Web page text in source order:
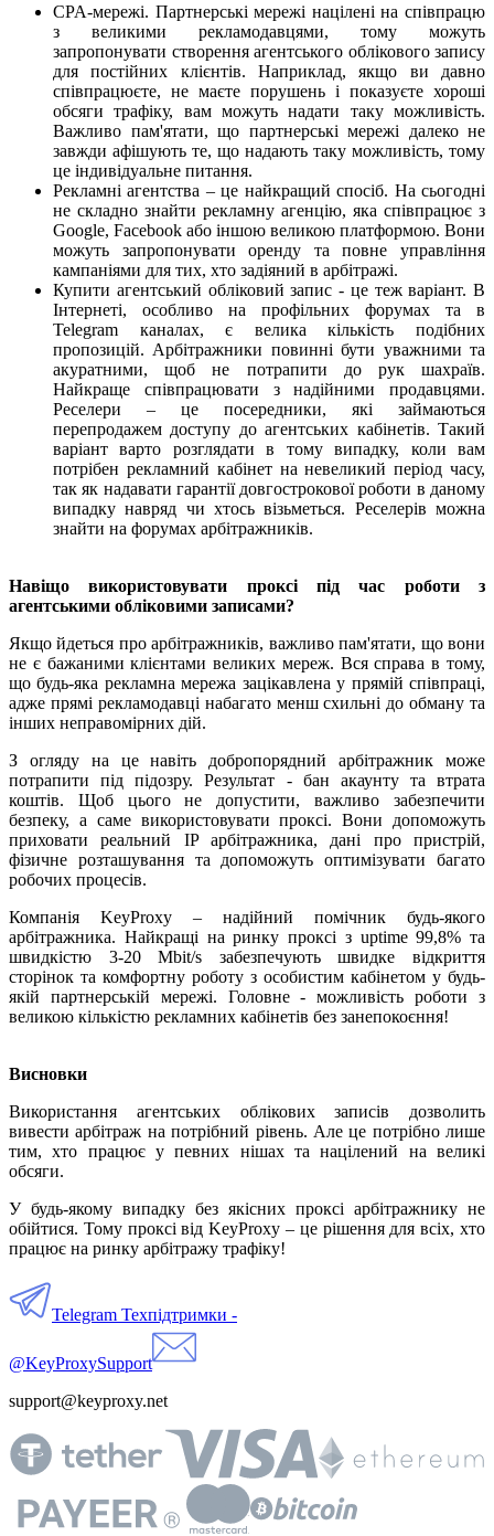
CPA-мережі. Партнерські мережі націлені на співпрацю
з великими рекламодавцями, тому можуть
запропонувати створення агентського облікового запису
для постійних клієнтів. Наприклад, якщо ви давно
співпрацюєте, не маєте порушень і показуєте хороші
обсяги трафіку, вам можуть надати таку можливість.
Важливо пам'ятати, що партнерські мережі далеко не
завжди афішують те, що надають таку можливість, тому
це індивідуальне питання.
Рекламні агентства – це найкращий спосіб. На сьогодні
не складно знайти рекламну агенцію, яка співпрацює з
Google, Facebook або іншою великою платформою. Вони
можуть запропонувати оренду та повне управління
кампаніями для тих, хто задіяний в арбітражі.
Купити агентський обліковий запис - це теж варіант. В
Інтернеті, особливо на профільних форумах та в
Telegram каналах, є велика кількість подібних
пропозицій. Арбітражники повинні бути уважними та
акуратними, щоб не потрапити до рук шахраїв.
Найкраще співпрацювати з надійними продавцями.
Реселери – це посередники, які займаються
перепродажем доступу до агентських кабінетів. Такий
варіант варто розглядати в тому випадку, коли вам
потрібен рекламний кабінет на невеликий період часу,
так як надавати гарантії довгострокової роботи в даному
випадку навряд чи хтось візьметься. Реселерів можна
знайти на форумах арбітражників.
Навіщо використовувати проксі під час роботи з
агентськими обліковими записами?
Якщо йдеться про арбітражників, важливо пам'ятати, що вони
не є бажаними клієнтами великих мереж. Вся справа в тому,
що будь-яка рекламна мережа зацікавлена ​​у прямій співпраці,
адже прямі рекламодавці набагато менш схильні до обману та
інших неправомірних дій.
З огляду на це навіть добропорядний арбітражник може
потрапити під підозру. Результат - бан акаунту та втрата
коштів. Щоб цього не допустити, важливо забезпечити
безпеку, а саме використовувати проксі. Вони допоможуть
приховати реальний IP арбітражника, дані про пристрій,
фізичне розташування та допоможуть оптимізувати багато
робочих процесів.
Компанія KeyProxy – надійний помічник будь-якого
арбітражника. Найкращі на ринку проксі з uptime 99,8% та
швидкістю 3-20 Mbit/s забезпечують швидке відкриття
сторінок та комфортну роботу з особистим кабінетом у будь-
якій партнерській мережі. Головне - можливість роботи з
великою кількістю рекламних кабінетів без занепокоєння!
Висновки
Використання агентських облікових записів дозволить
вивести арбітраж на потрібний рівень. Але це потрібно лише
тим, хто працює у певних нішах та націлений на великі
обсяги.
У будь-якому випадку без якісних проксі арбітражнику не
обійтися. Тому проксі від KeyProxy – це рішення для всіх, хто
працює на ринку арбітражу трафіку!
Telegram Техпідтримки -
@KeyProxySupport
support@keyproxy.net